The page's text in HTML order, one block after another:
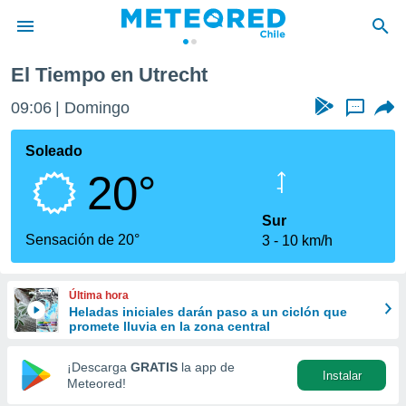
de
por
que se
calidad.
a este
las
y
forma
digital
basada
El Tiempo en Utrecht
09:06 Domingo ...
Soleado
20°
Sensación de 20°
Sur
3
10 km/h
Última hora
Heladas iniciales darán paso a un ciclón que
promete lluvia en la zona central
¡Descarga GRATIS la app de
Meteored!
Instalar